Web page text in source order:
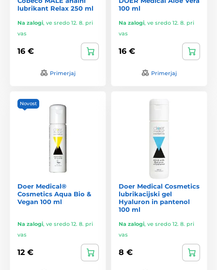
lubrikant Relax 250 ml
Na zalogi, ve sredo 12. 8. pri
vas
16 €
Primerjaj
100 ml
Na zalogi, ve sredo 12. 8. pri
vas
16 €
Primerjaj
Novost
Doer Medical®
Cosmetics Aqua Bio &
Vegan 100 ml
Na zalogi, ve sredo 12. 8. pri
vas
12 €
Doer Medical Cosmetics
lubrikacijski gel
Hyaluron in pantenol
100 ml
Na zalogi, ve sredo 12. 8. pri
vas
8 €